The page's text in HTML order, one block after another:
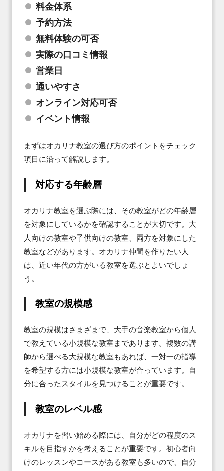
料金体系
予約方法
無料体験の可否
実際の口コミ情報
営業日
通いやすさ
オンライン対応可否
イベント情報
まずはオカリナ教室の選び方のポイントをチェック
項目に沿って解説します。
対応する年齢層
オカリナ教室を選ぶ際には、その教室がどの年齢層
を対象にしているかを確認することが大切です。大
人向けの教室や子供向けの教室、両方を対象にした
教室などがあります。オカリナ仲間を作りたい人
は、近い年代の方がいる教室を選ぶとよいでしょ
う。
教室の規模感
教室の規模はさまざまで、大手の音楽教室から個人
で教えている小規模な教室まであります。複数の講
師から選べる大規模な教室もあれば、一対一の指導
を希望する方には小規模な教室が合っています。自
分に合ったスタイルを見つけることが重要です。
教室のレベル感
オカリナを習い始める際には、自分がどの程度のス
キルを目指すかを考えることが重要です。初心者向
けのレッスンやコースがある教室も多いので、自分